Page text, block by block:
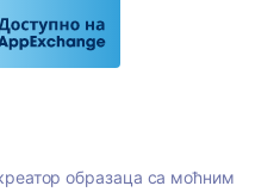
образаца са моћним